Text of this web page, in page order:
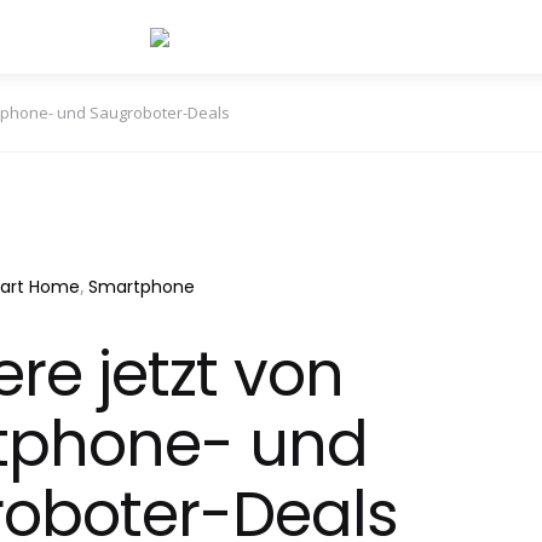
und Saugroboter-Deals
Home Smartphone
jetzt von
und
Deals